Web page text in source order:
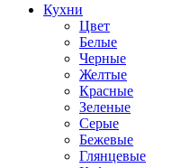
Кухни
Цвет
Белые
Черные
Желтые
Красные
Зеленые
Серые
Бежевые
Глянцевые